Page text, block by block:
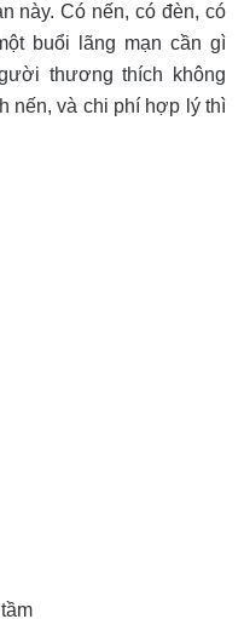
này. Có nến, có đèn, có
buổi lãng mạn cần gì
thương thích không
nến, và chi phí hợp lý thì